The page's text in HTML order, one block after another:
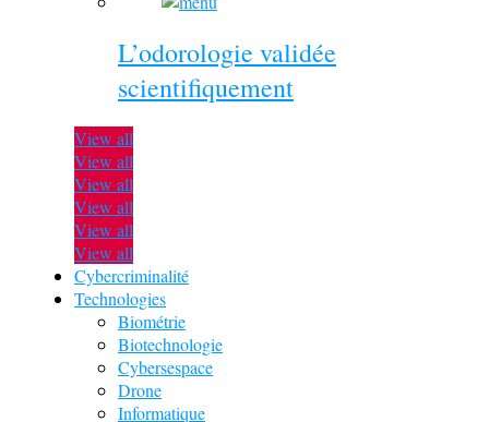
L’odorologie validée
scientifiquement
View all
View all
View all
View all
View all
View all
Cybercriminalité
Technologies
Biométrie
Biotechnologie
Cybersespace
Drone
Informatique